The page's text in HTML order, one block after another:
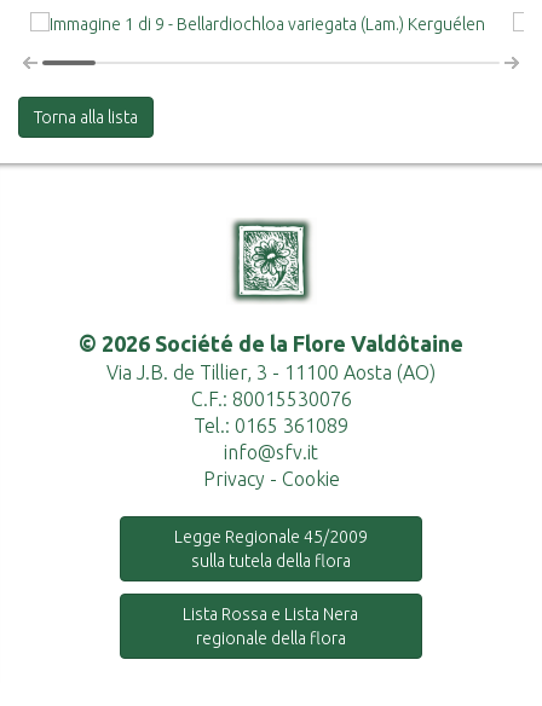
Torna alla lista
© 2026 Société de la Flore Valdôtaine
Via J.B. de Tillier, 3 - 11100 Aosta (AO)
C.F.: 80015530076
Tel.: 0165 361089
info@sfv.it
Privacy - Cookie
Legge Regionale 45/2009
sulla tutela della flora
Lista Rossa e Lista Nera
regionale della flora